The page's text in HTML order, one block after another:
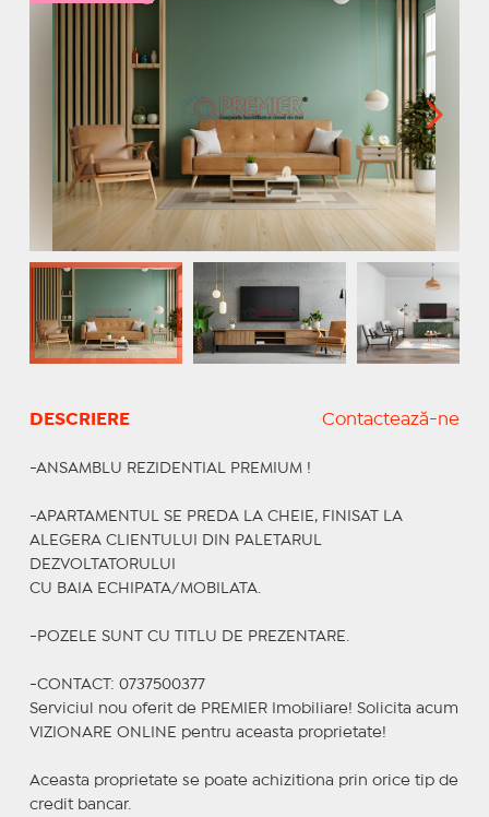
DESCRIERE Contactează-ne
-ANSAMBLU REZIDENTIAL PREMIUM !
-APARTAMENTUL SE PREDA LA CHEIE, FINISAT LA
ALEGERA CLIENTULUI DIN PALETARUL
DEZVOLTATORULUI
CU BAIA ECHIPATA/MOBILATA.
-POZELE SUNT CU TITLU DE PREZENTARE.
-CONTACT: 0737500377
Serviciul nou oferit de PREMIER Imobiliare! Solicita acum
VIZIONARE ONLINE pentru aceasta proprietate!
Aceasta proprietate se poate achizitiona prin orice tip de
credit bancar.